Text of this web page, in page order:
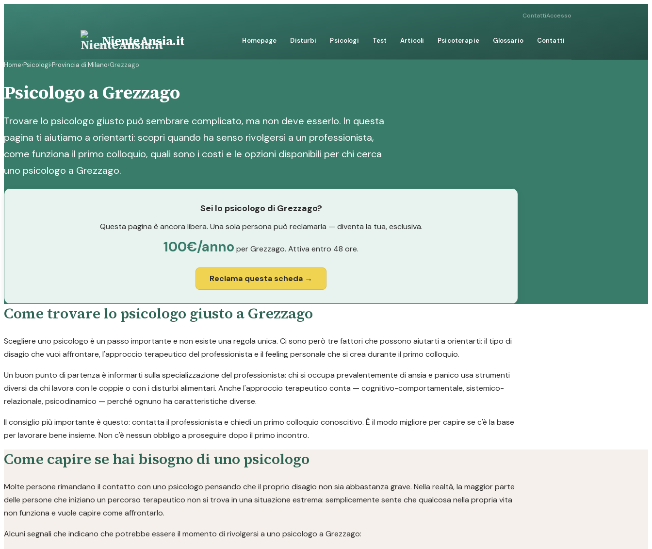
ContattiAccesso
NienteAnsia.it Homepage Disturbi Psicologi Test Articoli Psicoterapie Glossario Contatti
Home›Psicologi›Provincia di Milano›Grezzago
Psicologo a Grezzago
Trovare lo psicologo giusto può sembrare complicato, ma non deve esserlo. In questa
pagina ti aiutiamo a orientarti: scopri quando ha senso rivolgersi a un professionista,
come funziona il primo colloquio, quali sono i costi e le opzioni disponibili per chi cerca
uno psicologo a Grezzago.
Sei lo psicologo di Grezzago?
Questa pagina è ancora libera. Una sola persona può reclamarla — diventa la tua, esclusiva.
100€/anno per Grezzago. Attiva entro 48 ore.
Reclama questa scheda →
Come trovare lo psicologo giusto a Grezzago
Scegliere uno psicologo è un passo importante e non esiste una regola unica. Ci sono però tre fattori che possono aiutarti a orientarti: il tipo di
disagio che vuoi affrontare, l'approccio terapeutico del professionista e il feeling personale che si crea durante il primo colloquio.
Un buon punto di partenza è informarti sulla specializzazione del professionista: chi si occupa prevalentemente di ansia e panico usa strumenti
diversi da chi lavora con le coppie o con i disturbi alimentari. Anche l'approccio terapeutico conta — cognitivo-comportamentale, sistemico-
relazionale, psicodinamico — perché ognuno ha caratteristiche diverse.
Il consiglio più importante è questo: contatta il professionista e chiedi un primo colloquio conoscitivo. È il modo migliore per capire se c'è la base
per lavorare bene insieme. Non c'è nessun obbligo a proseguire dopo il primo incontro.
Come capire se hai bisogno di uno psicologo
Molte persone rimandano il contatto con uno psicologo pensando che il proprio disagio non sia abbastanza grave. Nella realtà, la maggior parte
delle persone che iniziano un percorso terapeutico non si trova in una situazione estrema: semplicemente sente che qualcosa nella propria vita
non funziona e vuole capire come affrontarlo.
Alcuni segnali che indicano che potrebbe essere il momento di rivolgersi a uno psicologo a Grezzago: